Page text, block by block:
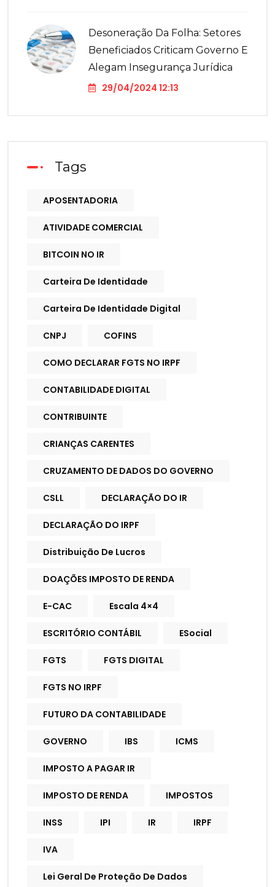
Desoneração Da Folha: Setores
Beneficiados Criticam Governo E
Alegam Insegurança Jurídica
29/04/2024 12:13
Tags
APOSENTADORIA
ATIVIDADE COMERCIAL
BITCOIN NO IR
Carteira De Identidade
Carteira De Identidade Digital
CNPJ COFINS
COMO DECLARAR FGTS NO IRPF
CONTABILIDADE DIGITAL
CONTRIBUINTE
CRIANÇAS CARENTES
CRUZAMENTO DE DADOS DO GOVERNO
CSLL DECLARAÇÃO DO IR
DECLARAÇÃO DO IRPF
Distribuição De Lucros
DOAÇÕES IMPOSTO DE RENDA
E-CAC Escala 4×4
ESCRITÓRIO CONTÁBIL ESocial
FGTS FGTS DIGITAL
FGTS NO IRPF
FUTURO DA CONTABILIDADE
GOVERNO IBS ICMS
IMPOSTO A PAGAR IR
IMPOSTO DE RENDA IMPOSTOS
INSS IPI IR IRPF
IVA
Lei Geral De Proteção De Dados